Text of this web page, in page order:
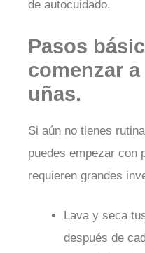
de autocuidado.
Pasos
comenzar
uñas.
Si aún no tienes
puedes empezar con
requieren grandes
Lava y seca
después de